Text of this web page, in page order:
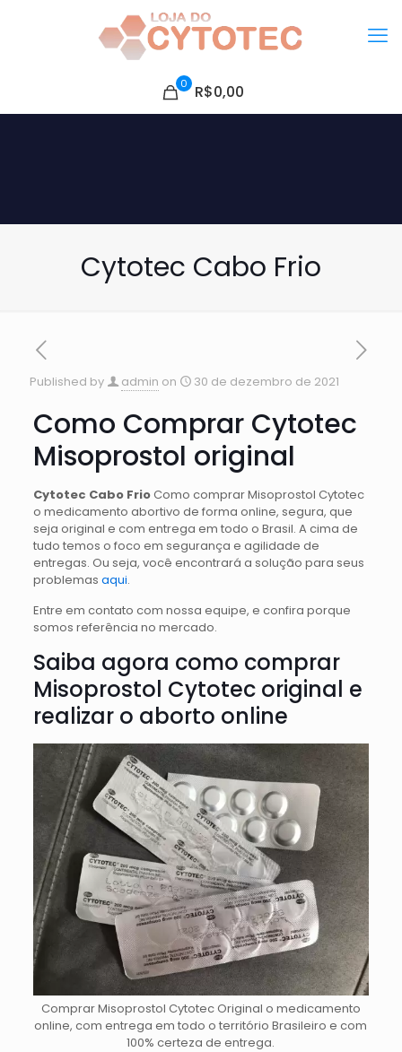
0 R$0,00
Cytotec Cabo Frio
Published by admin on 30 de dezembro de 2021
Como Comprar Cytotec
Misoprostol original
Cytotec Cabo FrioComo comprar Misoprostol Cytotec
o medicamento abortivo de forma online, segura, que
seja original e com entrega em todo o Brasil. A cima de
tudo temos o foco em segurança e agilidade de
entregas. Ou seja, você encontrará a solução para seus
problemas aqui.
Entre em contato com nossa equipe, e confira porque
somos referência no mercado.
Saiba agora como comprar
Misoprostol Cytotec original e
realizar o aborto online
Comprar Misoprostol Cytotec Original o medicamento
online, com entrega em todo o território Brasileiro e com
100% certeza de entrega.